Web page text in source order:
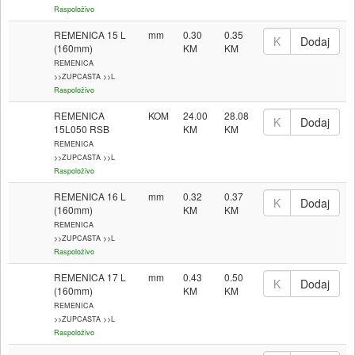
Raspoloživo
REMENICA 15 L
(160mm)
REMENICA
>>ZUPCASTA >>L
Raspoloživo
mm 0.30 0.35
REMENICA
15L050 RSB
REMENICA
>>ZUPCASTA >>L
Raspoloživo
KOM 24.00 28.08
REMENICA 16 L
(160mm)
REMENICA
>>ZUPCASTA >>L
Raspoloživo
mm 0.32 0.37
REMENICA 17 L
(160mm)
REMENICA
>>ZUPCASTA >>L
Raspoloživo
mm 0.43 0.50